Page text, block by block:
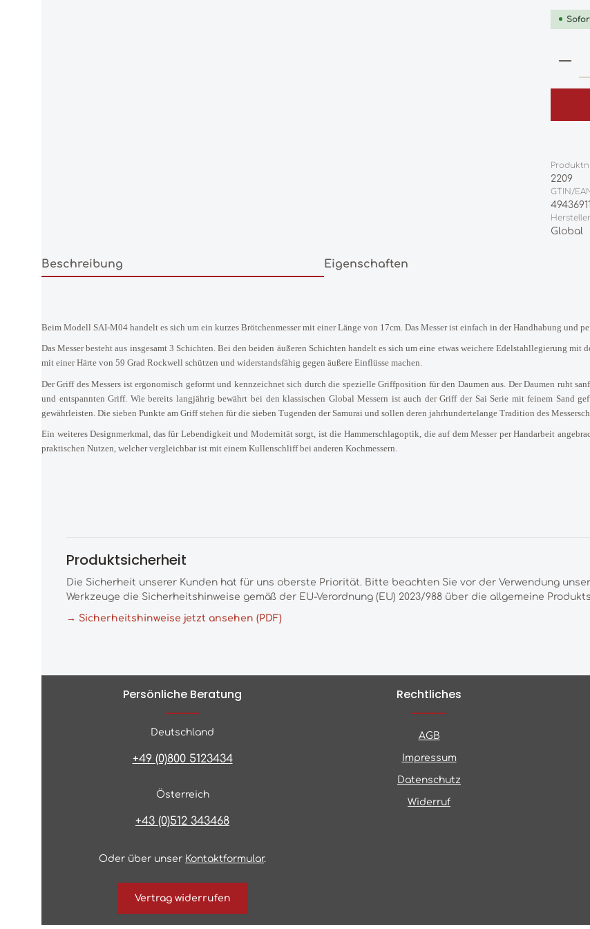
2209
GTIN/
Global
Beschreibung Eigenschaften
Beim Modell SAI-M04 handelt es sich um ein kurzes Brötchenmesser mit einer Länge von 17cm. Das Messer ist einfach in der Handhabung und
Das Messer besteht aus insgesamt 3 Schichten. Bei den beiden äußeren Schichten handelt es sich um eine etwas weichere Edelstahllegierung mit
mit einer Härte von 59 Grad Rockwell schützen und widerstandsfähig gegen äußere Einflüsse machen.
Der Griff des Messers ist ergonomisch geformt und kennzeichnet sich durch die spezielle Griffposition für den Daumen aus. Der Daumen ruht
und entspannten Griff. Wie bereits langjährig bewährt bei den klassischen Global Messern ist auch der Griff der Sai Serie mit feinem Sand
gewährleisten. Die sieben Punkte am Griff stehen für die sieben Tugenden der Samurai und sollen deren jahrhundertelange Tradition des
Ein weiteres Designmerkmal, das für Lebendigkeit und Modernität sorgt, ist die Hammerschlagoptik, die auf dem Messer per Handarbeit
praktischen Nutzen, welcher vergleichbar ist mit einem Kullenschliff bei anderen Kochmessern.
Produktsicherheit
Die Sicherheit unserer Kunden hat für uns oberste Priorität. Bitte beachten Sie vor der Verwendung
Werkzeuge die Sicherheitshinweise gemäß der EU-Verordnung (EU) 2023/988 über die allgemeine
→ Sicherheitshinweise jetzt ansehen (PDF)
Persönliche Beratung
Deutschland
+49 (0)800 5123434
Österreich
+43 (0)512 343468
Oder über unser Kontaktformular.
Vertrag widerrufen
Rechtliches
AGB
Impressum
Datenschutz
Widerruf